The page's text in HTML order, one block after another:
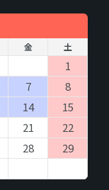
金 土
1
7
8
14
15
21
22
28
29